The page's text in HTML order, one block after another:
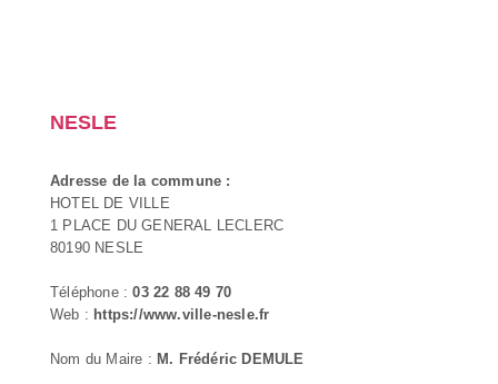
NESLE
Adresse de la commune :
HOTEL DE VILLE
1 PLACE DU GENERAL LECLERC
80190 NESLE
Téléphone :03 22 88 49 70
Web : https://www.ville-nesle.fr
Nom du Maire : M. Frédéric DEMULE